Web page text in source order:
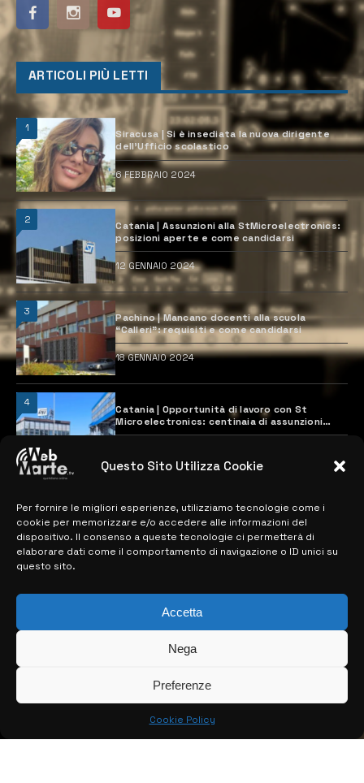
Questo Sito Utilizza Cookie
Per fornire le migliori esperienze, utilizziamo tecnologie come i
cookie per memorizzare e/o accedere alle informazioni del
dispositivo. Il consenso a queste tecnologie ci permetterà di
elaborare dati come il comportamento di navigazione o ID unici su
questo sito.
Accetta
Nega
Preferenze
Cookie Policy
ARTICOLI PIÙ LETTI
1
Siracusa | Si è insediata la nuova dirigente
dell’Ufficio scolastico
6 FEBBRAIO 2024
2
Catania | Assunzioni alla StMicroelectronics:
posizioni aperte e come candidarsi
12 GENNAIO 2024
3
Pachino | Mancano docenti alla scuola
“Calleri”: requisiti e come candidarsi
18 GENNAIO 2024
4
Catania | Opportunità di lavoro con St
Microelectronics: centinaia di assunzioni
previste
MAPPA DEL SITO
> NOTIZIE